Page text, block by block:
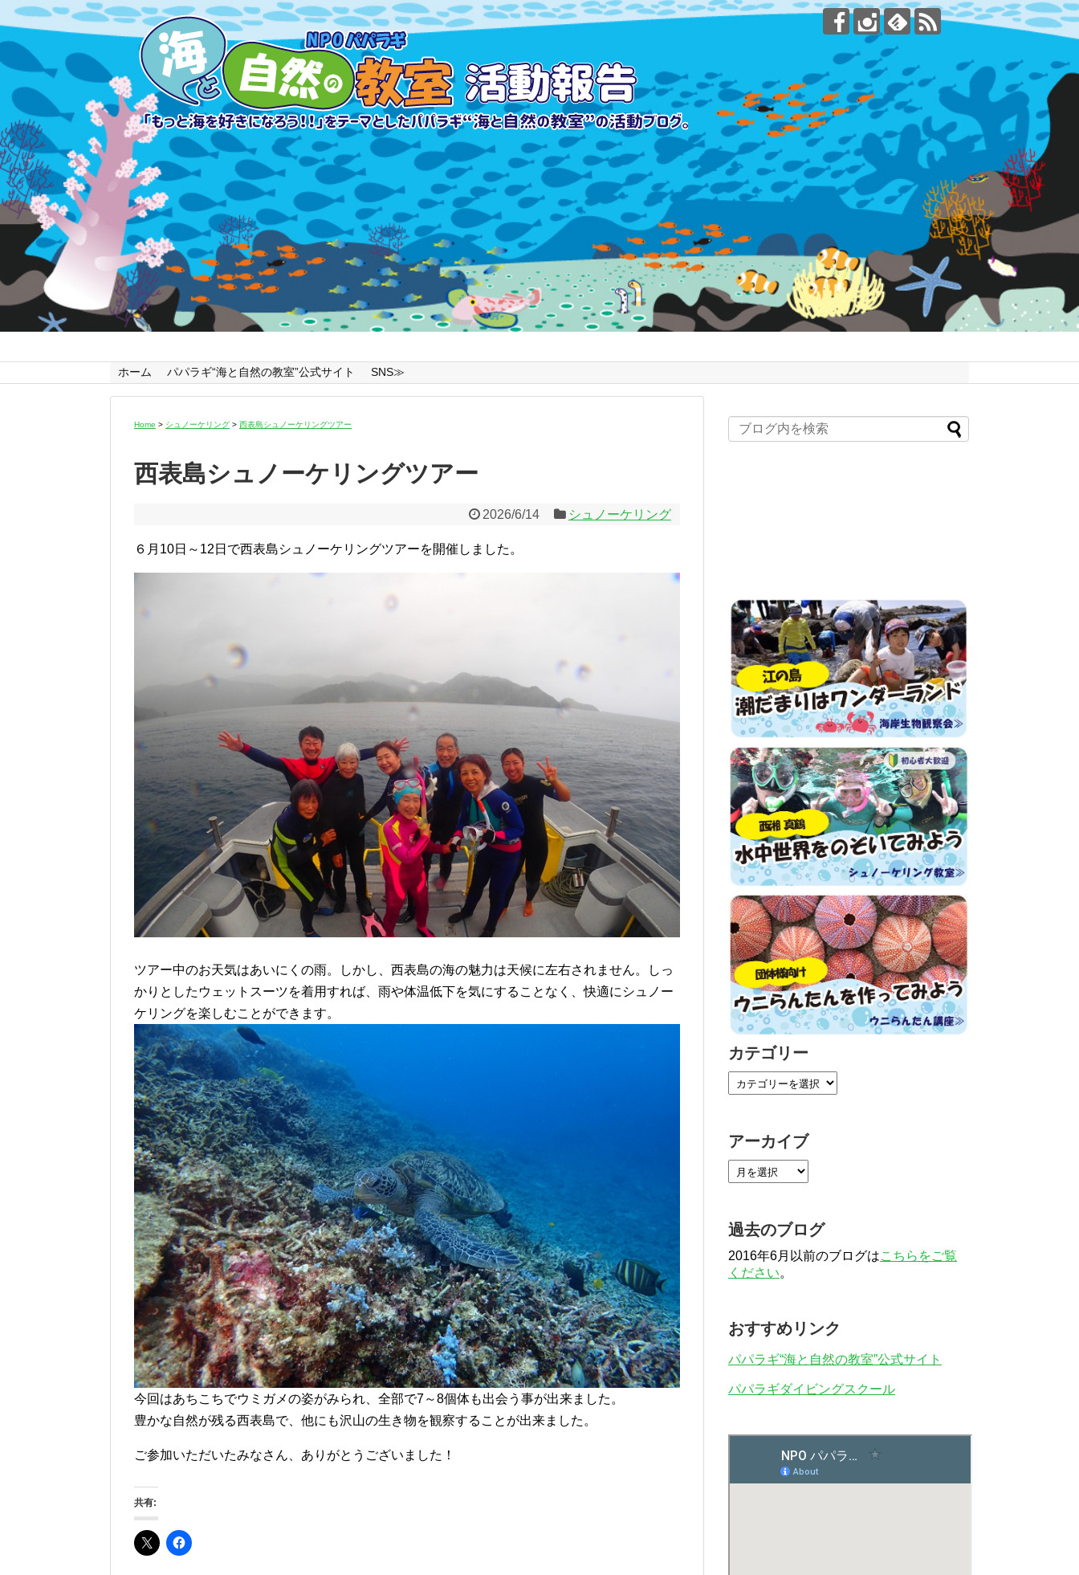
ホーム パパラギ“海と自然の教室”公式サイト SNS≫
Home > シュノーケリング > 西表島シュノーケリングツアー
西表島シュノーケリングツアー
2026/6/14 シュノーケリング
６月10日～12日で西表島シュノーケリングツアーを開催しました。
ツアー中のお天気はあいにくの雨。しかし、西表島の海の魅力は天候に左右されません。しっ
かりとしたウェットスーツを着用すれば、雨や体温低下を気にすることなく、快適にシュノー
ケリングを楽しむことができます。
今回はあちこちでウミガメの姿がみられ、全部で7～8個体も出会う事が出来ました。
豊かな自然が残る西表島で、他にも沢山の生き物を観察することが出来ました。
ご参加いただいたみなさん、ありがとうございました！
共有:
カテゴリー
アーカイブ
過去のブログ
2016年6月以前のブログはこちらをご覧
ください。
おすすめリンク
パパラギ“海と自然の教室”公式サイト
パパラギダイビングスクール